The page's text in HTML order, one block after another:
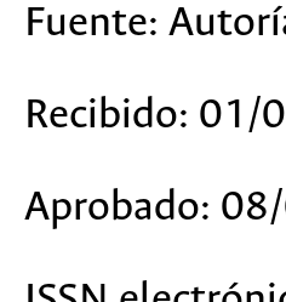
Fuente:
Recibido: 01/
Aprobado: